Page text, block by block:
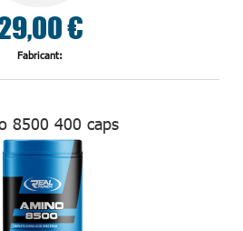
€
Fabricant:
8500 400 caps